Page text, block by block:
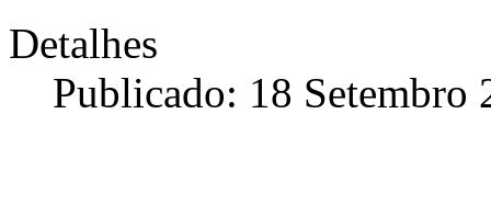
Detalhes
Publicado: 18 Setembro